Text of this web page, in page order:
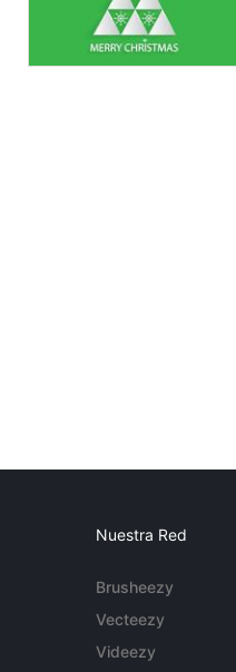
Nuestra Red
Brusheezy
Vecteezy
Videezy